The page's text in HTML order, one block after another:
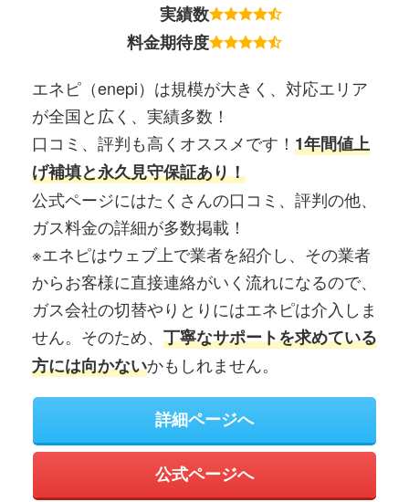
実績数
料金期待度
エネピ（enepi）は規模が大きく、対応エリア
が全国と広く、実績多数！
口コミ、評判も高くオススメです！ 1年間値上
げ補填と永久見守保証あり！
公式ページにはたくさんの口コミ、評判の他、
ガス料金の詳細が多数掲載！
※エネピはウェブ上で業者を紹介し、その業者
からお客様に直接連絡がいく流れになるので、
ガス会社の切替やりとりにはエネピは介入しま
せん。そのため、 丁寧なサポートを求めている
方には向かないかもしれません。
詳細ページへ
公式ページへ